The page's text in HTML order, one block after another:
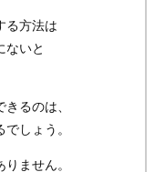
る方法は
ないと
るのは、
しょう。
ません。